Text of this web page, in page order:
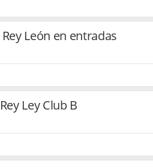
León en entradas
Ley Club B